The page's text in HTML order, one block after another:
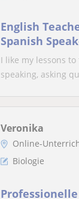
English
Spanish
I like my lessons
speaking, asking
Veronika
Online-
Biologie